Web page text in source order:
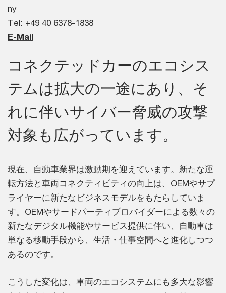
ny
Tel: +49 40 6378-1838
E-Mail
コネクテッドカーのエコシス
テムは拡大の一途にあり、そ
れに伴いサイバー脅威の攻撃
対象も広がっています。
現在、自動車業界は激動期を迎えています。新たな運
転方法と車両コネクティビティの向上は、OEMやサプ
ライヤーに新たなビジネスモデルをもたらしていま
す。OEMやサードパーティプロバイダーによる数々の
新たなデジタル機能やサービス提供に伴い、自動車は
単なる移動手段から、生活・仕事空間へと進化しつつ
あるのです。
こうした変化は、車両のエコシステムにも多大な影響